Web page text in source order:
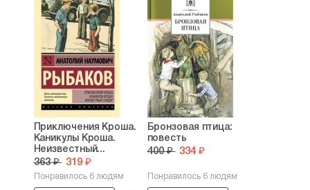
Приключения Кроша.
Каникулы Кроша.
Неизвестный...
363 ₽ 319 ₽
Понравилось 6 людям
Бронзовая птица:
повесть
400 ₽ 334 ₽
Понравилось 6 людям